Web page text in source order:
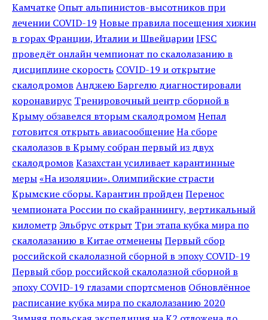
Камчатке Опыт альпинистов-высотников при
лечении COVID-19 Новые правила посещения хижин
в горах Франции, Италии и ШвейцарииIFSC
проведёт онлайн чемпионат по скалолазанию в
дисциплине скорость COVID-19 и открытие
скалодромов Анджею Баргелю диагностировали
коронавирус Тренировочный центр сборной в
Крыму обзавелся вторым скалодромомНепал
готовится открыть авиасообщениеНа сборе
скалолазов в Крыму собран первый из двух
скалодромов Казахстан усиливает карантинные
меры«На изоляции». Олимпийские страсти
Крымские сборы. Карантин пройденПеренос
чемпионата России по скайраннингу, вертикальный
километр Эльбрус открыт Три этапа кубка мира по
скалолазанию в Китае отмененыПервый сбор
российской скалолазной сборной в эпоху COVID-19
Первый сбор российской скалолазной сборной в
эпоху COVID-19 глазами спортсменов Обновлённое
расписание кубка мира по скалолазанию 2020